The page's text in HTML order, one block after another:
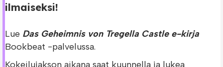
ilmaiseksi!
Lue Das Geheimnis von Tregella Castle e-kirja
Bookbeat -palvelussa.
Kokeilujakson aikana saat kuunnella ja lukea